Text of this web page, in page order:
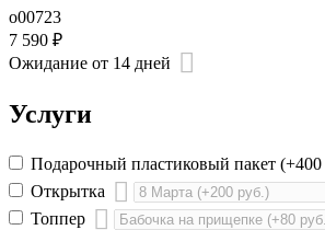
о00723
7 590 ₽
Ожидание от 14 дней
Услуги
Подарочный пластиковый пакет (+400
Открытка
Топпер